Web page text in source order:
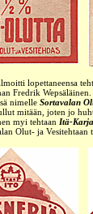
lopettaneensa
Fredrik
nimelle Sortavalan
mitään, joten jo
myi tehtaan Itä-
Olut- ja Vesitehtaan